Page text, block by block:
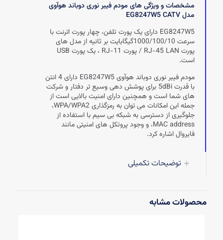
مشخصات و ویژگی های مودم فیبر نوری دوباند هوآوی
مدل EG8247W5 CATV
EG8247W5 دارای یک پورت تلفن، چهار پورت اترنت با
سرعت 1000/100/10گیگابایت بر ثانیه از مدل های
پورت RJ-45 LAN / پورت RJ-11 ، یک پورت USB
است.
مودم فیبر نوری دوباند هوآوی EG8247W5 دارای 4 انتن
با قدرت 5dBi برای پوشش دهی وسیع تر دفتار و شرکت
های شما است و همچنین دارای امنیت بالایی است از
جمله این امکانات می توان به رمزگذاری WPA/WPA2،
جلوگیری از دسترسی به شبکه بی سیم با استفاده از
MAC address، و وجود پروتکل های امنیتی مانند
فایروال اشاره کرد.
توضیحات تکمیلی
محصولات مشابه